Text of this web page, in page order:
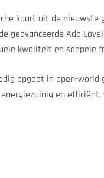
kaart uit de
geavanceerde Ada
kwaliteit en
opgaat in open-world
en